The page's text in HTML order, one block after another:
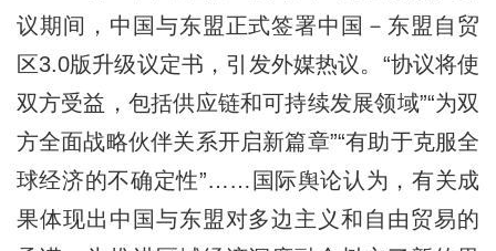
议期间，中国与东盟正式签署中国－东盟自贸
区3.0版升级议定书，引发外媒热议。“协议将使
双方受益，包括供应链和可持续发展领域”“为双
方全面战略伙伴关系开启新篇章”“有助于克服全
球经济的不确定性”……国际舆论认为，有关成
果体现出中国与东盟对多边主义和自由贸易的